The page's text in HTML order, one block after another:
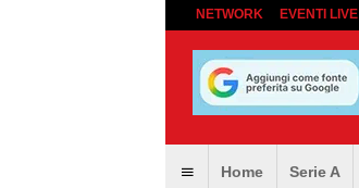
NETWORK EVENTI LIVE
Home Serie A